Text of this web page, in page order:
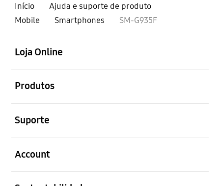
Início
Ajuda e suporte de produto
Mobile
Smartphones SM-G935F
Loja Online
Produtos
Suporte
Account